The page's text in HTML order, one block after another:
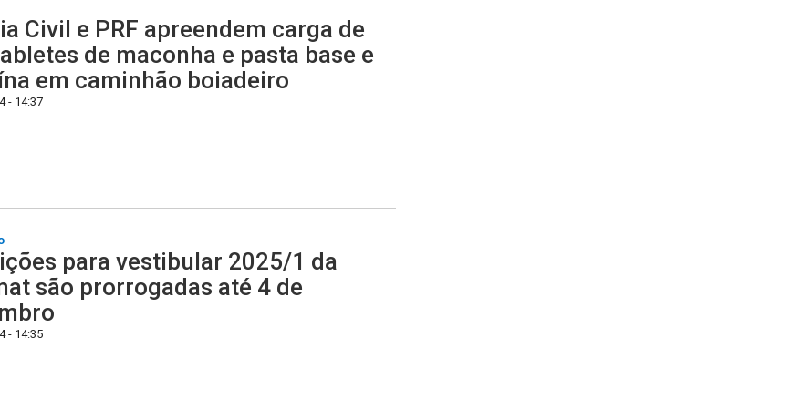
Civil e PRF apreendem carga de
de maconha e pasta base e
em caminhão boiadeiro
- 14:37
para vestibular 2025/1 da
são prorrogadas até 4 de
- 14:35